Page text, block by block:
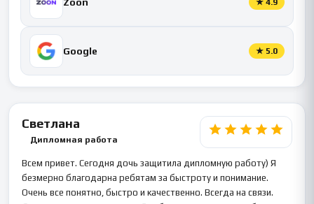
Zoon ★ 4.9
Google ★ 5.0
Светлана
Дипломная работа
Всем привет. Сегодня дочь защитила дипломную работу) Я
безмерно благодарна ребятам за быстроту и понимание.
Очень все понятно, быстро и качественно. Всегда на связи.